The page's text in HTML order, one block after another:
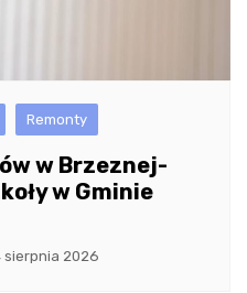
Remonty
w Brzeznej-
w Gminie
sierpnia 2026